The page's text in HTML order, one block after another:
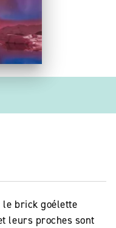
brick goélette
leurs proches sont